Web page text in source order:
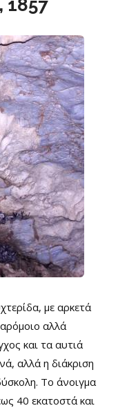
1857
με αρκετά
αλλά
και τα αυτιά
αλλά η διάκριση
Το άνοιγμα
40 εκατοστά και